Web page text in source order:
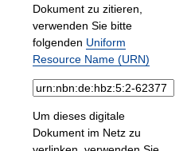
Dokument zu zitieren,
verwenden Sie bitte
folgenden Uniform
Resource Name (URN)
Um dieses digitale
Dokument im Netz zu